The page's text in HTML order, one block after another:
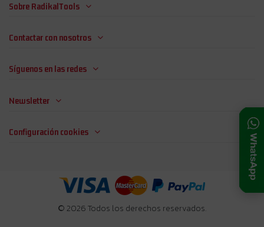
Sobre RadikalTools
Contactar con nosotros
Síguenos en las redes
Newsletter
Configuración cookies
© 2026 Todos los derechos reservados.